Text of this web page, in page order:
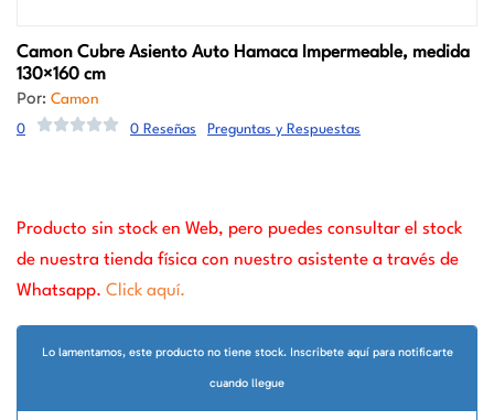
Camon Cubre Asiento Auto Hamaca Impermeable, medida
130×160 cm
Por: Camon
0 0 Reseñas Preguntas y Respuestas
Producto sin stock en Web, pero puedes consultar el stock
de nuestra tienda física con nuestro asistente a través de
Whatsapp. Click aquí.
Lo lamentamos, este producto no tiene stock. Inscribete aquí para notificarte
cuando llegue